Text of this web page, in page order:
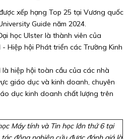
xếp hạng Top 25 tại Vương quốc
Guide năm 2024.
học Ulster là thành viên của
Hiệp hội Phát triển các Trường Kinh
hiệp hội toàn cầu của các nhà
giáo dục và kinh doanh, chuyên
dục kinh doanh chất lượng trên
Máy tính và Tin học lớn thứ 6 tại